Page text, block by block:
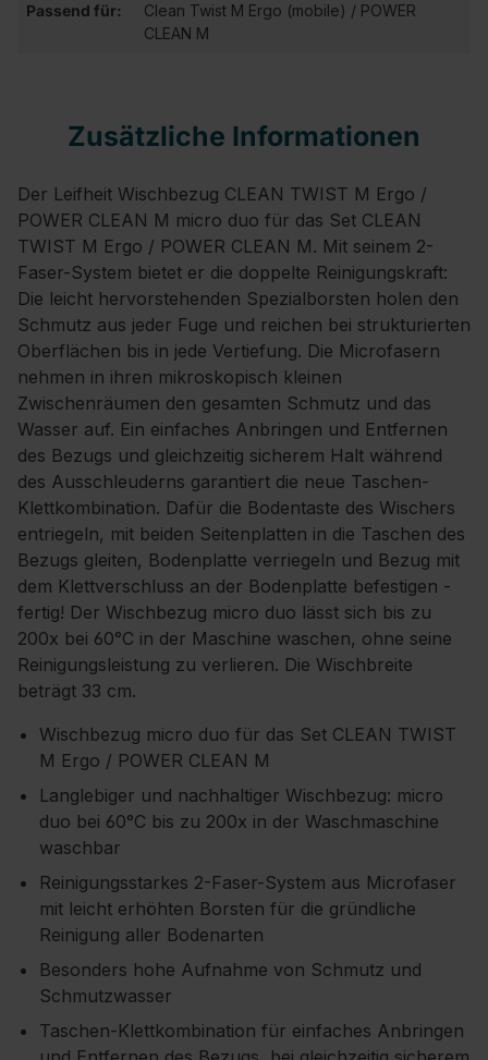
Passend für:
Clean Twist M Ergo (mobile) / POWER
CLEAN M
Zusätzliche Informationen
Der Leifheit Wischbezug CLEAN TWIST M Ergo /
POWER CLEAN M micro duo für das Set CLEAN
TWIST M Ergo / POWER CLEAN M. Mit seinem 2-
Faser-System bietet er die doppelte Reinigungskraft:
Die leicht hervorstehenden Spezialborsten holen den
Schmutz aus jeder Fuge und reichen bei strukturierten
Oberflächen bis in jede Vertiefung. Die Microfasern
nehmen in ihren mikroskopisch kleinen
Zwischenräumen den gesamten Schmutz und das
Wasser auf. Ein einfaches Anbringen und Entfernen
des Bezugs und gleichzeitig sicherem Halt während
des Ausschleuderns garantiert die neue Taschen-
Klettkombination. Dafür die Bodentaste des Wischers
entriegeln, mit beiden Seitenplatten in die Taschen des
Bezugs gleiten, Bodenplatte verriegeln und Bezug mit
dem Klettverschluss an der Bodenplatte befestigen -
fertig! Der Wischbezug micro duo lässt sich bis zu
200x bei 60°C in der Maschine waschen, ohne seine
Reinigungsleistung zu verlieren. Die Wischbreite
beträgt 33 cm.
Wischbezug micro duo für das Set CLEAN TWIST
M Ergo / POWER CLEAN M
Langlebiger und nachhaltiger Wischbezug: micro
duo bei 60°C bis zu 200x in der Waschmaschine
waschbar
Reinigungsstarkes 2-Faser-System aus Microfaser
mit leicht erhöhten Borsten für die gründliche
Reinigung aller Bodenarten
Besonders hohe Aufnahme von Schmutz und
Schmutzwasser
Taschen-Klettkombination für einfaches Anbringen